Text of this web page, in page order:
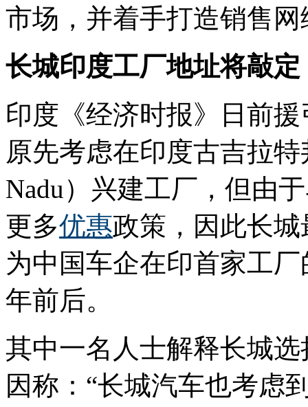
市场，并着手打造销售网
长城印度工厂地址将敲定
印度《经济时报》日前
原先考虑在印度古吉拉
Nadu）兴建工厂，但由
更多优惠政策，因此长
为中国车企在印首家工
年前后。
其中一名人士解释长城
因称：“长城汽车也考虑